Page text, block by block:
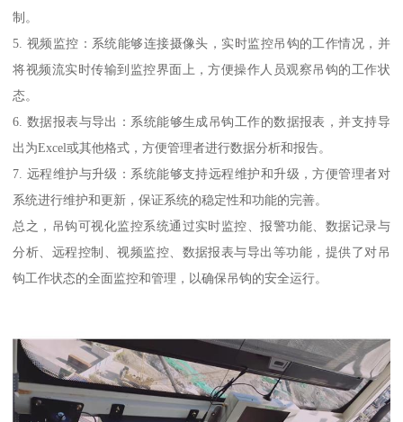
制。
5. 视频监控：系统能够连接摄像头，实时监控吊钩的工作情况，并
将视频流实时传输到监控界面上，方便操作人员观察吊钩的工作状
态。
6. 数据报表与导出：系统能够生成吊钩工作的数据报表，并支持导
出为Excel或其他格式，方便管理者进行数据分析和报告。
7. 远程维护与升级：系统能够支持远程维护和升级，方便管理者对
系统进行维护和更新，保证系统的稳定性和功能的完善。
总之，吊钩可视化监控系统通过实时监控、报警功能、数据记录与
分析、远程控制、视频监控、数据报表与导出等功能，提供了对吊
钩工作状态的全面监控和管理，以确保吊钩的安全运行。